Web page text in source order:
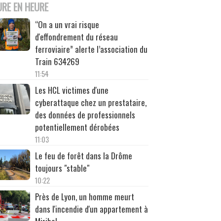
EN HEURE
“On a un vrai risque
d'effondrement du réseau
ferroviaire” alerte l’association du
Train 634269
11:54
Les HCL victimes d'une
cyberattaque chez un prestataire,
des données de professionnels
potentiellement dérobées
11:03
Le feu de forêt dans la Drôme
toujours "stable"
10:22
Près de Lyon, un homme meurt
dans l'incendie d'un appartement à